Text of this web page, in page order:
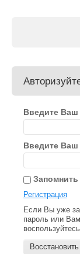
Введите Ваш
Введите Ваш
Запомнить
Регистрация
Если Вы уже
пароль или